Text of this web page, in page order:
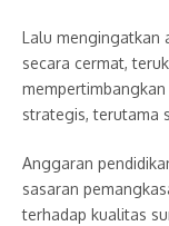
Lalu mengingatkan
secara cermat,
strategis, terutama
Anggaran
sasaran
terhadap kualitas